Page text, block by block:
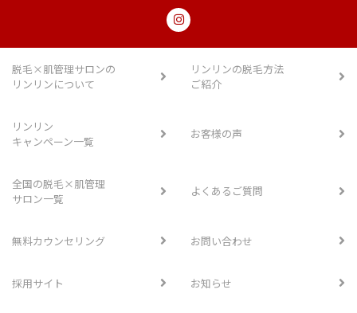
脱毛×肌管理サロンの
リンリンについて
リンリンの脱毛方法
ご紹介
リンリン
キャンペーン一覧
お客様の声
全国の脱毛×肌管理
サロン一覧
よくあるご質問
無料カウンセリング お問い合わせ
採用サイト お知らせ